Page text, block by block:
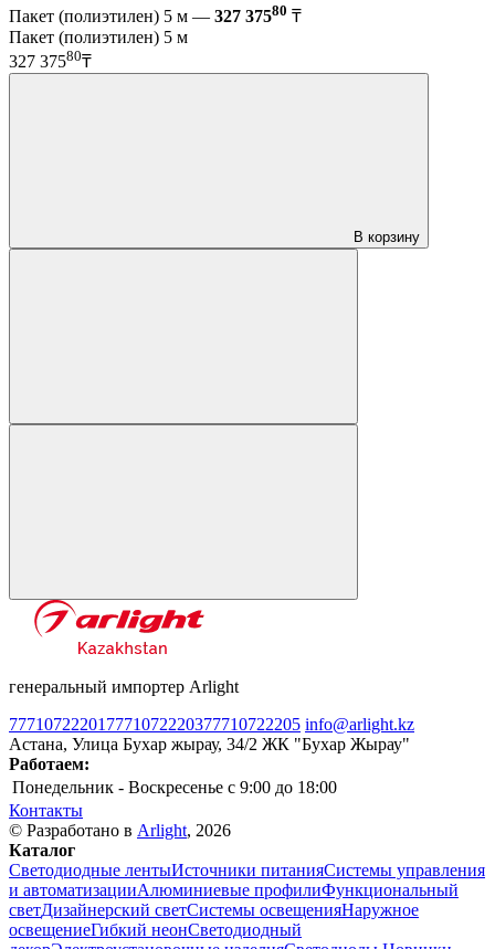
Пакет (полиэтилен) 5 м — 327 37580 ₸
Пакет (полиэтилен) 5 м
327 37580₸
В корзину
генеральный импортер Arlight
77710722201 7771072220377710722205 info@arlight.kz
Астана, Улица Бухар жырау, 34/2 ЖК "Бухар Жырау"
Работаем:
Понедельник - Воскресенье c 9:00 до 18:00
Контакты
© Разработано в Arlight, 2026
Каталог
Светодиодные лентыИсточники питанияСистемы управления
и автоматизацииАлюминиевые профилиФункциональный
светДизайнерский светСистемы освещенияНаружное
освещениеГибкий неонСветодиодный